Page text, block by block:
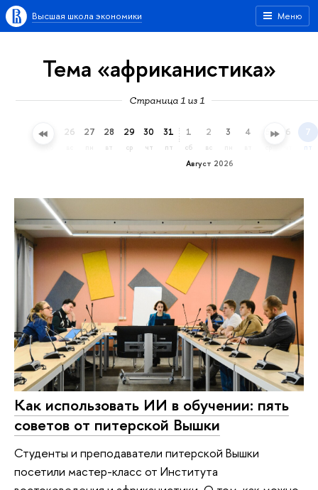
Меню
Высшая школа экономики
Тема «африканистика»
Страница 1 из 1
25 26 27 28
вт
29
ср
30
чт
31
пт
Август 2026
1
сб
2
вс
3 4 5 6 7
пт
Как использовать ИИ в обучении: пять
советов от питерской Вышки
Студенты и преподаватели питерской Вышки
посетили мастер-класс от Института